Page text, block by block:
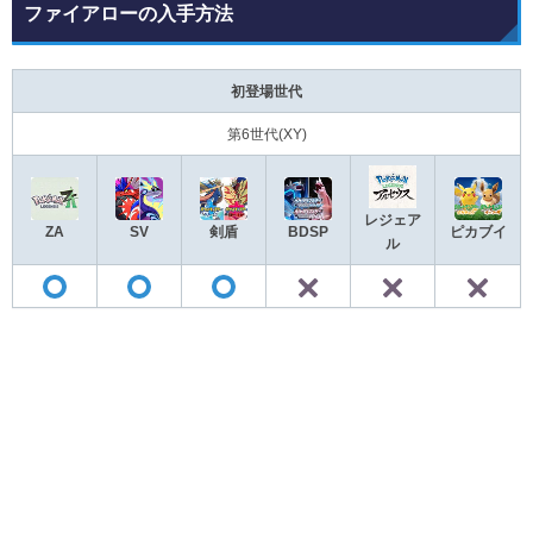
ファイアローの入手方法
初登場世代
第6世代(XY)
ZA SV 剣盾 BDSP
レジェア
ル
ピカブイ